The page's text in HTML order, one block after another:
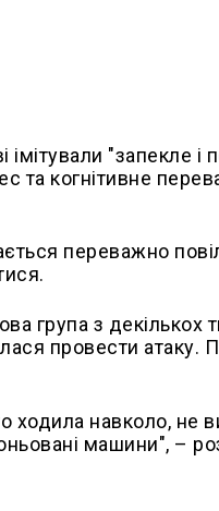
імітували "запекле
та когнітивне
переважно
група з
провести
ходила навколо, не
машини", –